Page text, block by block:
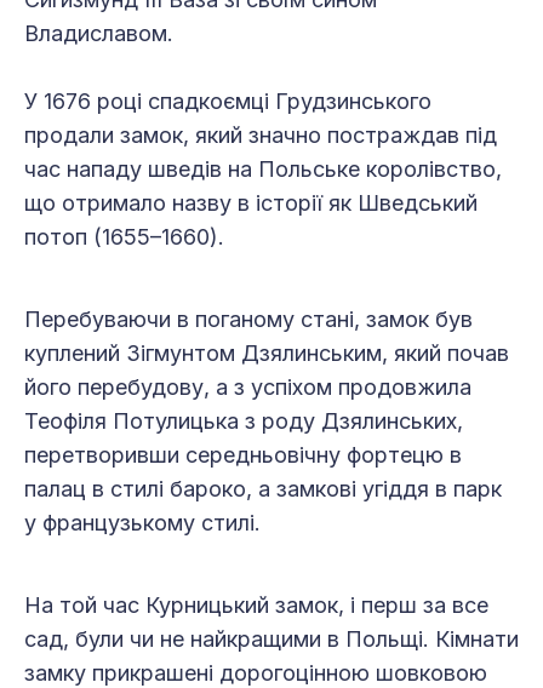
Владиславом.
У 1676 році спадкоємці Грудзинського
продали замок, який значно постраждав під
час нападу шведів на Польське королівство,
що отримало назву в історії як Шведський
потоп (1655–1660).
Перебуваючи в поганому стані, замок був
куплений Зігмунтом Дзялинським, який почав
його перебудову, а з успіхом продовжила
Теофіля Потулицька з роду Дзялинських,
перетворивши середньовічну фортецю в
палац в стилі бароко, а замкові угіддя в парк
у французькому стилі.
На той час Курницький замок, і перш за все
сад, були чи не найкращими в Польщі. Кімнати
замку прикрашені дорогоцінною шовковою